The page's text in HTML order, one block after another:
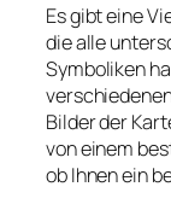
Es gibt eine
die alle
Symboliken
Bilder der
von einem
ob Ihnen ein